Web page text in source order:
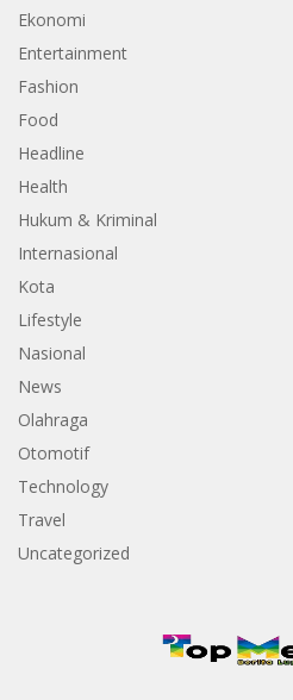
Ekonomi
Entertainment
Fashion
Food
Headline
Health
Hukum & Kriminal
Internasional
Kota
Lifestyle
Nasional
News
Olahraga
Otomotif
Technology
Travel
Uncategorized